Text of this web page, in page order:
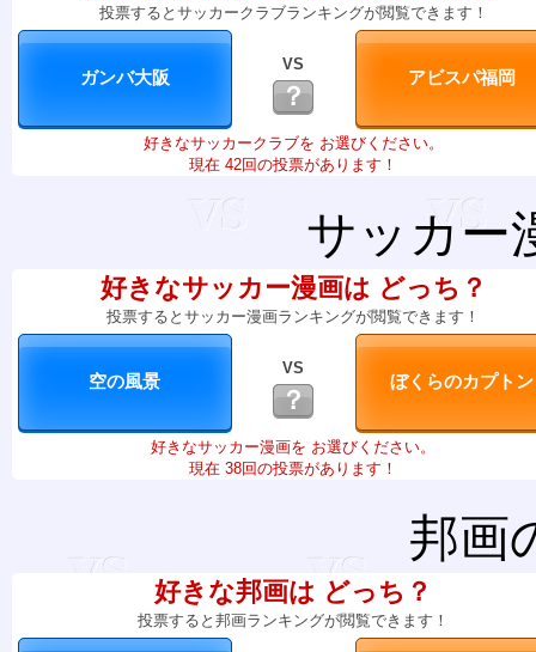
投票するとサッカークラブランキングが閲覧できます！
VS
？
好きなサッカークラブを お選びください。
現在 42回の投票があります！
サッカー
好きなサッカー漫画は どっち？
投票するとサッカー漫画ランキングが閲覧できます！
VS
？
好きなサッカー漫画を お選びください。
現在 38回の投票があります！
邦画
好きな邦画は どっち？
投票すると邦画ランキングが閲覧できます！